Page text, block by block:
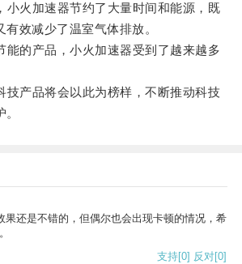
火加速器节约了大量时间和能源，既
效减少了温室气体排放。
的产品，小火加速器受到了越来越多
产品将会以此为榜样，不断推动科技
果还是不错的，但偶尔也会出现卡顿的情况，希
支持[0] 反对[0]